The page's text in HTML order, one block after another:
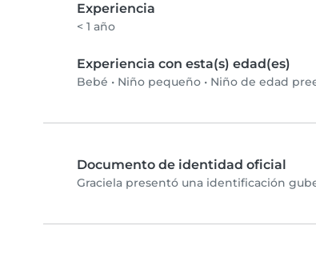
Experiencia
< 1 año
Experiencia con esta(s) edad(es)
Bebé • Niño pequeño • Niño de edad
Documento de identidad oficial
Graciela presentó una identificación